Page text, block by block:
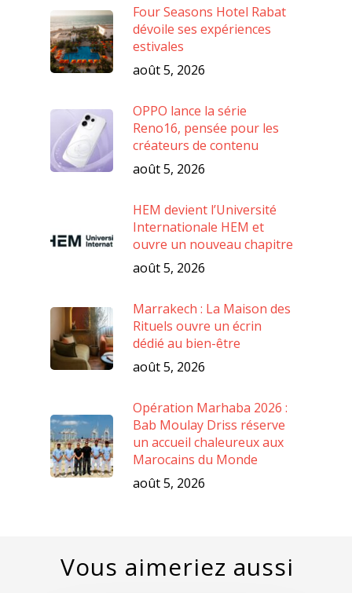
Four Seasons Hotel Rabat
dévoile ses expériences
estivales
août 5, 2026
OPPO lance la série
Reno16, pensée pour les
créateurs de contenu
août 5, 2026
HEM devient l’Université
Internationale HEM et
ouvre un nouveau chapitre
août 5, 2026
Marrakech : La Maison des
Rituels ouvre un écrin
dédié au bien-être
août 5, 2026
Opération Marhaba 2026 :
Bab Moulay Driss réserve
un accueil chaleureux aux
Marocains du Monde
août 5, 2026